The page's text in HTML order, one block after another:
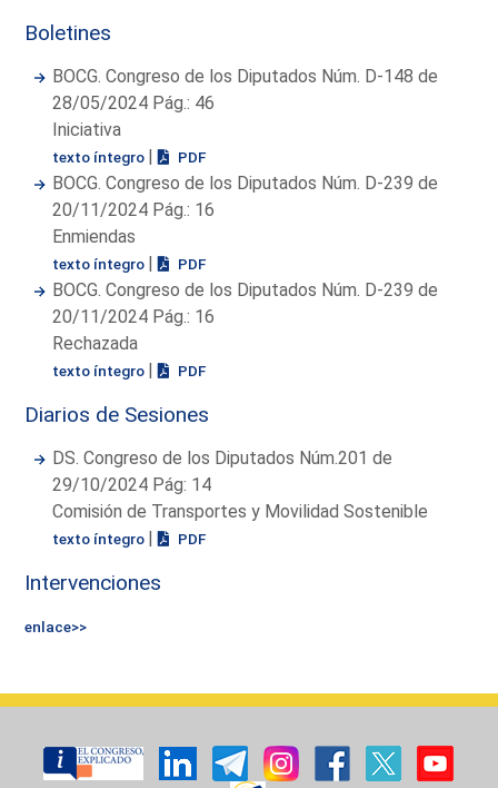
Boletines
BOCG. Congreso de los Diputados Núm. D-148 de
28/05/2024 Pág.: 46
Iniciativa
texto íntegro | PDF
BOCG. Congreso de los Diputados Núm. D-239 de
20/11/2024 Pág.: 16
Enmiendas
texto íntegro | PDF
BOCG. Congreso de los Diputados Núm. D-239 de
20/11/2024 Pág.: 16
Rechazada
texto íntegro | PDF
Diarios de Sesiones
DS. Congreso de los Diputados Núm.201 de
29/10/2024 Pág: 14
Comisión de Transportes y Movilidad Sostenible
texto íntegro | PDF
Intervenciones
enlace>>